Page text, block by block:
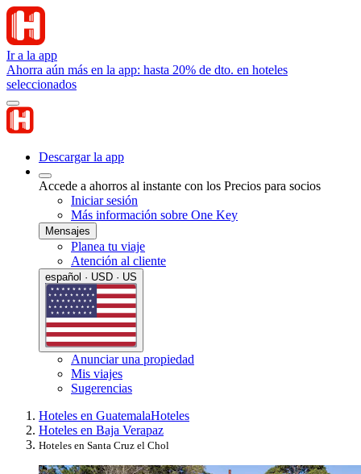
Ir a la app
Ahorra aún más en la app: hasta 20% de dto. en hoteles
seleccionados
Descargar la app
Accede a ahorros al instante con los Precios para socios
Iniciar sesión
Más información sobre One Key
Mensajes
Planea tu viaje
Atención al cliente
español · USD · US
Anunciar una propiedad
Mis viajes
Sugerencias
Hoteles en GuatemalaHoteles
Hoteles en Baja Verapaz
Hoteles en Santa Cruz el Chol